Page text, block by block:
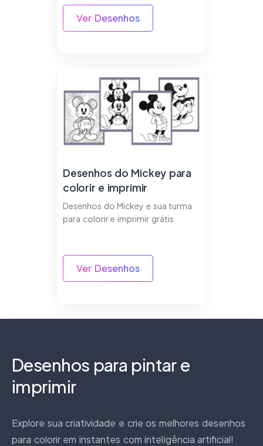
Ver Desenhos
Desenhos do Mickey para
colorir e imprimir
Desenhos do Mickey e sua turma
para colorir e imprimir grátis
Ver Desenhos
Desenhos para pintar e
imprimir
Explore sua criatividade e crie os melhores desenhos
para colorir em instantes com inteligência artificial!